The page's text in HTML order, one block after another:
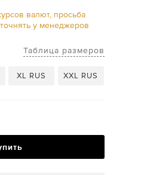
валют, просьба
у менеджеров
Таблица размеров
XL RUS XXL RUS